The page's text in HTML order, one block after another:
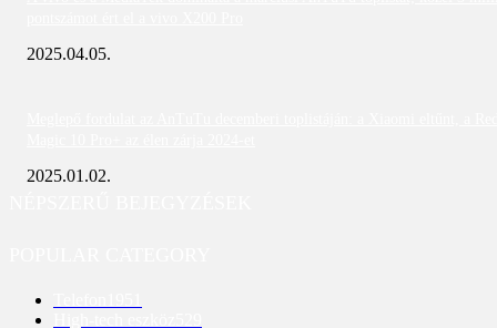
2025.04.05.
2025.01.02.